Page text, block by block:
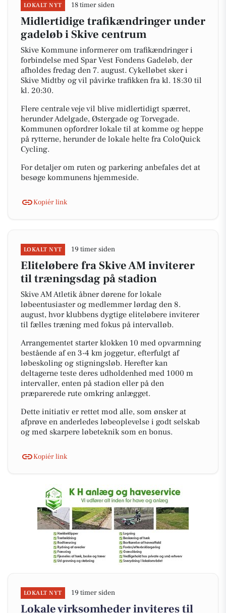
LOKALT NYT 18 timer siden
Midlertidige trafikændringer under
gadeløb i Skive centrum
Skive Kommune informerer om trafikændringer i
forbindelse med Spar Vest Fondens Gadeløb, der
afholdes fredag den 7. august. Cykelløbet sker i
Skive Midtby og vil påvirke trafikken fra kl. 18:30 til
kl. 20:30.
Flere centrale veje vil blive midlertidigt spærret,
herunder Adelgade, Østergade og Torvegade.
Kommunen opfordrer lokale til at komme og heppe
på rytterne, herunder de lokale helte fra ColoQuick
Cycling.
For detaljer om ruten og parkering anbefales det at
besøge kommunens hjemmeside.
Kopiér link
LOKALT NYT 19 timer siden
Eliteløbere fra Skive AM inviterer
til træningsdag på stadion
Skive AM Atletik åbner dørene for lokale
løbeentusiaster og medlemmer lørdag den 8.
august, hvor klubbens dygtige eliteløbere inviterer
til fælles træning med fokus på intervalløb.
Arrangementet starter klokken 10 med opvarmning
bestående af en 3-4 km joggetur, efterfulgt af
løbeskoling og stigningsløb. Herefter kan
deltagerne teste deres udholdenhed med 1000 m
intervaller, enten på stadion eller på den
præparerede rute omkring anlægget.
Dette initiativ er rettet mod alle, som ønsker at
afprøve en anderledes løbeoplevelse i godt selskab
og med skarpere løbeteknik som en bonus.
Kopiér link
LOKALT NYT 19 timer siden
Lokale virksomheder inviteres til